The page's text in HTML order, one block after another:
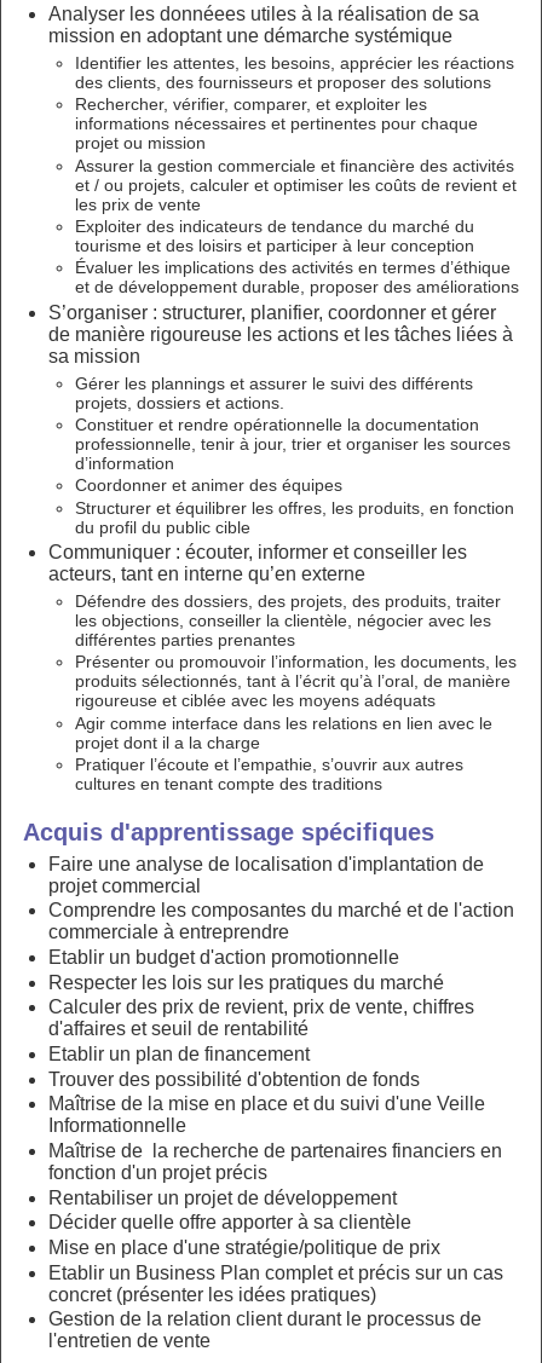
Analyser les donnéees utiles à la réalisation de sa
mission en adoptant une démarche systémique
Identifier les attentes, les besoins, apprécier les réactions
des clients, des fournisseurs et proposer des solutions
Rechercher, vérifier, comparer, et exploiter les
informations nécessaires et pertinentes pour chaque
projet ou mission
Assurer la gestion commerciale et financière des activités
et / ou projets, calculer et optimiser les coûts de revient et
les prix de vente
Exploiter des indicateurs de tendance du marché du
tourisme et des loisirs et participer à leur conception
Évaluer les implications des activités en termes d’éthique
et de développement durable, proposer des améliorations
S’organiser : structurer, planifier, coordonner et gérer
de manière rigoureuse les actions et les tâches liées à
sa mission
Gérer les plannings et assurer le suivi des différents
projets, dossiers et actions.
Constituer et rendre opérationnelle la documentation
professionnelle, tenir à jour, trier et organiser les sources
d’information
Coordonner et animer des équipes
Structurer et équilibrer les offres, les produits, en fonction
du profil du public cible
Communiquer : écouter, informer et conseiller les
acteurs, tant en interne qu’en externe
Défendre des dossiers, des projets, des produits, traiter
les objections, conseiller la clientèle, négocier avec les
différentes parties prenantes
Présenter ou promouvoir l’information, les documents, les
produits sélectionnés, tant à l’écrit qu’à l’oral, de manière
rigoureuse et ciblée avec les moyens adéquats
Agir comme interface dans les relations en lien avec le
projet dont il a la charge
Pratiquer l’écoute et l’empathie, s’ouvrir aux autres
cultures en tenant compte des traditions
Acquis d'apprentissage spécifiques
Faire une analyse de localisation d'implantation de
projet commercial
Comprendre les composantes du marché et de l'action
commerciale à entreprendre
Etablir un budget d'action promotionnelle
Respecter les lois sur les pratiques du marché
Calculer des prix de revient, prix de vente, chiffres
d'affaires et seuil de rentabilité
Etablir un plan de financement
Trouver des possibilité d'obtention de fonds
Maîtrise de la mise en place et du suivi d'une Veille
Informationnelle
Maîtrise de la recherche de partenaires financiers en
fonction d'un projet précis
Rentabiliser un projet de développement
Décider quelle offre apporter à sa clientèle
Mise en place d'une stratégie/politique de prix
Etablir un Business Plan complet et précis sur un cas
concret (présenter les idées pratiques)
Gestion de la relation client durant le processus de
l'entretien de vente